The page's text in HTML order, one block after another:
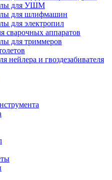
для УШМ
для шлифмашин
для электропил
сварочных аппаратов
для триммеров
нейлера и гвоздезабивателя